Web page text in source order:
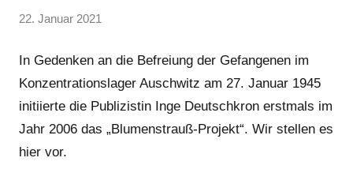
von
Team
22. Januar 2021
In Gedenken an die Befreiung der Gefangenen im
Konzentrationslager Auschwitz am 27. Januar 1945
initiierte die Publizistin Inge Deutschkron erstmals im
Jahr 2006 das „Blumenstrauß-Projekt“. Wir stellen es
hier vor.